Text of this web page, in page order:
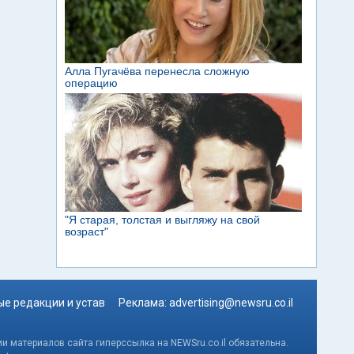
редакции и устав Реклама: advertising@newsru.co.il
сайта гиперссылка на NEWSru.co.il обязательна.